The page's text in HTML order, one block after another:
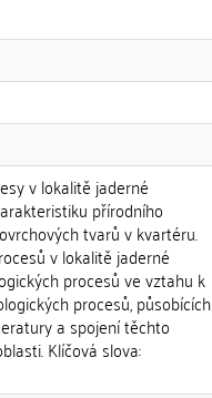
v lokalitě jaderné
přírodního
tvarů v kvartéru.
v lokalitě jaderné
procesů ve vztahu k
procesů, působících
a spojení těchto
Klíčová slova: